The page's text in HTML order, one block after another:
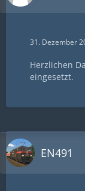
31. Dezember
Herzlichen
eingesetzt.
EN491